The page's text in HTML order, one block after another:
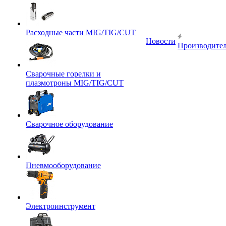
Расходные части MIG/TIG/CUT
Сварочные горелки и
плазмотроны MIG/TIG/CUT
Сварочное оборудование
Пневмооборудование
Электроинструмент
Новости